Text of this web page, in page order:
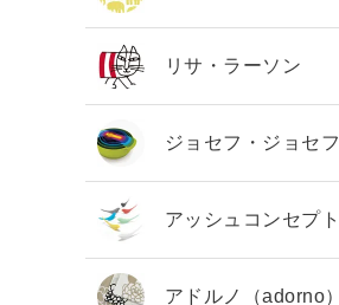
リサ・ラーソン
ジョセフ・ジョセフ
アッシュコンセプト
アドルノ（adorno）